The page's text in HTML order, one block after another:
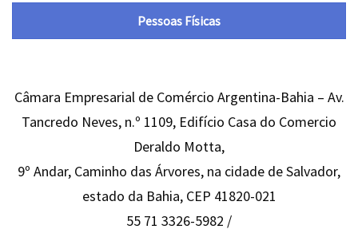
Pessoas Físicas
Câmara Empresarial de Comércio Argentina-Bahia – Av.
Tancredo Neves, n.º 1109, Edifício Casa do Comercio
Deraldo Motta,
9º Andar, Caminho das Árvores, na cidade de Salvador,
estado da Bahia, CEP 41820-021
55 71 3326-5982 /